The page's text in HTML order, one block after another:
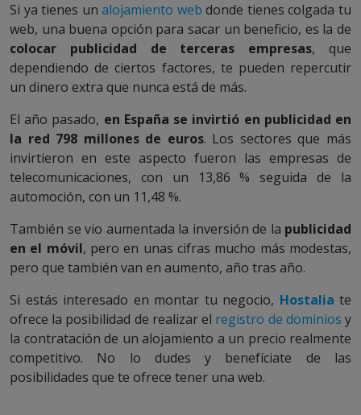
Si ya tienes unalojamiento web donde tienes colgada tu
web, una buena opción para sacar un beneficio, es la de
colocar publicidad de terceras empresas, que
dependiendo de ciertos factores, te pueden repercutir
un dinero extra que nunca está de más.
El año pasado, en España se invirtió en publicidad en
la red 798 millones de euros. Los sectores que más
invirtieron en este aspecto fueron las empresas de
telecomunicaciones, con un 13,86 % seguida de la
automoción, con un 11,48 %.
También se vio aumentada la inversión de la publicidad
en el móvil, pero en unas cifras mucho más modestas,
pero que también van en aumento, año tras año.
Si estás interesado en montar tu negocio, Hostalia te
ofrece la posibilidad de realizar el registro de dominios y
la contratación de un alojamiento a un precio realmente
competitivo. No lo dudes y benefíciate de las
posibilidades que te ofrece tener una web.